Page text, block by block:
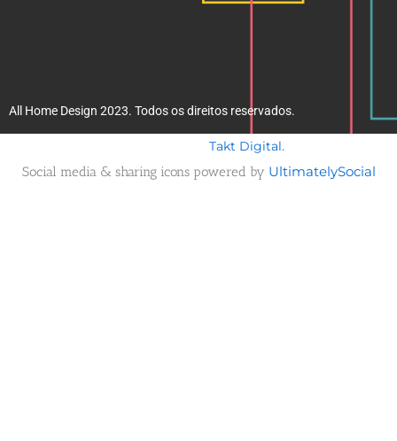
All Home Design 2023. Todos os direitos reservados.
Takt Digital.
Social media & sharing icons powered by UltimatelySocial